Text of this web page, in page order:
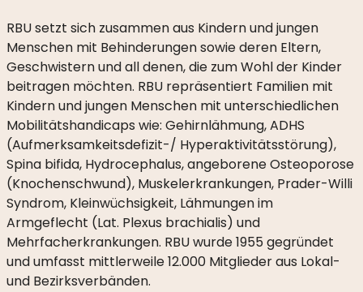
WER
IST
WER
JAHRESBERICHTE
GESCHICHTE
PARTNER
TRANSPARENZ
PRESSE
LINKS
RBU setzt sich zusammen aus Kindern und jungen
Menschen mit Behinderungen sowie deren Eltern,
Geschwistern und all denen, die zum Wohl der Kinder
beitragen möchten. RBU repräsentiert Familien mit
Kindern und jungen Menschen mit unterschiedlichen
Mobilitätshandicaps wie: Gehirnlähmung, ADHS
(Aufmerksamkeitsdefizit-/ Hyperaktivitätsstörung),
Spina bifida, Hydrocephalus, angeborene Osteoporose
(Knochenschwund), Muskelerkrankungen, Prader-Willi
Syndrom, Kleinwüchsigkeit, Lähmungen im
Armgeflecht (Lat. Plexus brachialis) und
Mehrfacherkrankungen. RBU wurde 1955 gegründet
und umfasst mittlerweile 12.000 Mitglieder aus Lokal-
und Bezirksverbänden.